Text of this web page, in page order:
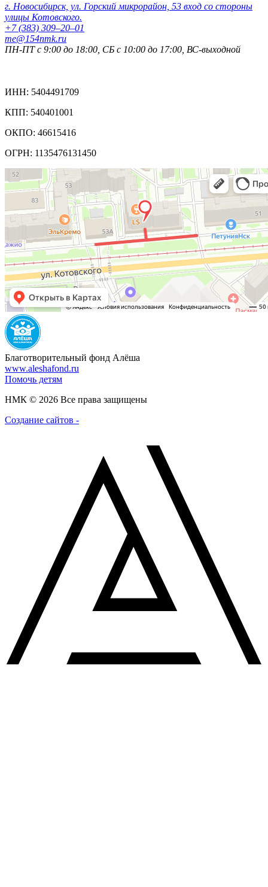
г. Новосибирск, ул. Горский микрорайон, 53 вход со стороны
улицы Котовского.
+7 (383) 309‒20‒01
me@154nmk.ru
ПН-ПТ с 9:00 до 18:00, СБ с 10:00 до 17:00, ВС-выходной
ИНН: 5404491709
КПП: 540401001
ОКПО: 46615416
ОГРН: 1135476131450
Благотворительный фонд Алёша
www.aleshafond.ru
Помочь детям
НМК © 2026 Все права защищены
Создание сайтов -